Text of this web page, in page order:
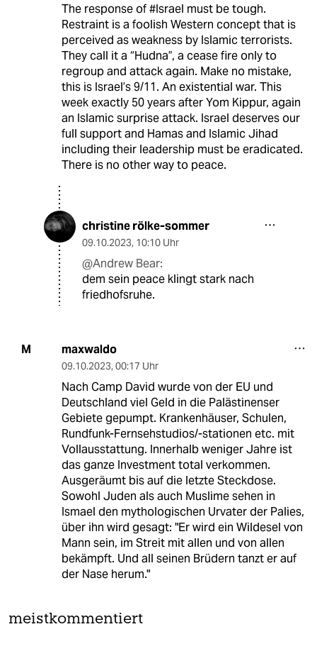
The response of #Israel must be tough.
Restraint is a foolish Western concept that is
perceived as weakness by Islamic terrorists.
They call it a “Hudna”, a cease fire only to
regroup and attack again. Make no mistake,
this is Israel’s 9/11. An existential war. This
week exactly 50 years after Yom Kippur, again
an Islamic surprise attack. Israel deserves our
full support and Hamas and Islamic Jihad
including their leadership must be eradicated.
There is no other way to peace.
christine rölke-sommer
09.10.2023, 10:10 Uhr
@Andrew Bear:
dem sein peace klingt stark nach
friedhofsruhe.
M maxwaldo
09.10.2023, 00:17 Uhr
Nach Camp David wurde von der EU und
Deutschland viel Geld in die Palästinenser
Gebiete gepumpt. Krankenhäuser, Schulen,
Rundfunk-Fernsehstudios/-stationen etc. mit
Vollausstattung. Innerhalb weniger Jahre ist
das ganze Investment total verkommen.
Ausgeräumt bis auf die letzte Steckdose.
Sowohl Juden als auch Muslime sehen in
Ismael den mythologischen Urvater der Palies,
über ihn wird gesagt: "Er wird ein Wildesel von
Mann sein, im Streit mit allen und von allen
bekämpft. Und all seinen Brüdern tanzt er auf
der Nase herum."
meistkommentiert